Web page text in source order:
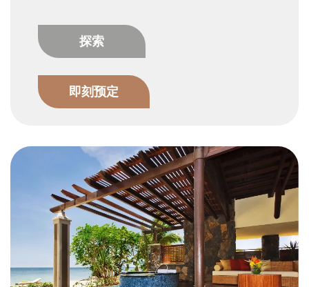
探索
即刻预定
这个梦幻般仅距离海岸几步之遥的半岛避风港内设有一个无边私
人泳池和喷射式游泳池以及配备了一个浴室跟一个令人叹为观止
的石浴缸和意见土耳其浴室豪华型浴室。